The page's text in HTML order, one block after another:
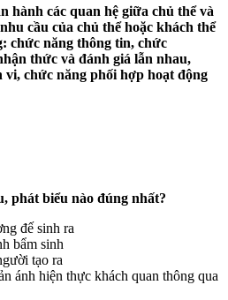
hành các quan hệ giữa chủ thể và
cầu của chủ thể hoặc khách thể
chức năng thông tin, chức
thức và đánh giá lẫn nhau,
vi, chức năng phối hợp hoạt động
phát biểu nào đúng nhất?
đế sinh ra
bẩm sinh
tạo ra
ánh hiện thực khách quan thông qua